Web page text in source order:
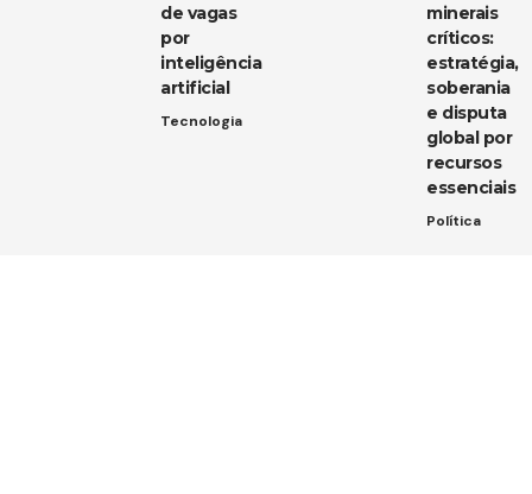
de vagas
por
inteligência
artificial
Tecnologia
minerais
críticos:
estratégia,
soberania
e disputa
global por
recursos
essenciais
Política